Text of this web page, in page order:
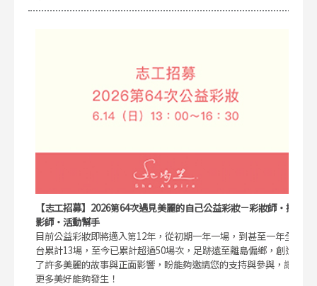
【志工招募】2026第64次遇見美麗的自己公益彩妝－彩妝師・攝
影師・活動幫手
目前公益彩妝即將邁入第12年，從初期一年一場，到甚至一年全
台累計13場，至今已累計超過50場次，足跡遠至離島偏鄉，創造
了許多美麗的故事與正面影響，盼能夠邀請您的支持與參與，讓
更多美好能夠發生！